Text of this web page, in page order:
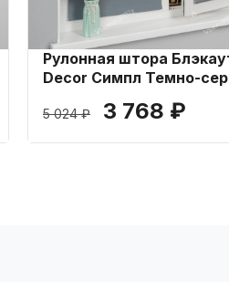
Рулонная штора
Decor Симпл Темно-
5 024 ₽ 3 768 ₽